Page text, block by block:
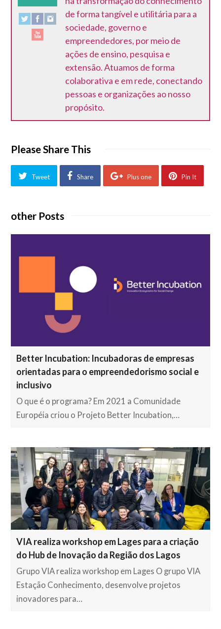
de forma tangível e utilitária para a
sociedade, governo e
empreendedores, por meio de
ações de ensino, pesquisa e
extensão. Atuamos de forma
colaborativa e em rede, conectando
pessoas e organizações ao nosso
propósito.
Please Share This
Tweet Share Plus one Pin It
other Posts
Better Incubation: Incubadoras de empresas
orientadas para o empreendedorismo social e
inclusivo
O que é o programa? Em 2021 a Comunidade
Européia criou o Projeto Better Incubation,…
VIA realiza workshop em Lages para a criação
do Hub de Inovação da Região dos Lagos
Grupo VIA realiza workshop em Lages O grupo VIA
Estação Conhecimento, desenvolve projetos
inovadores para…